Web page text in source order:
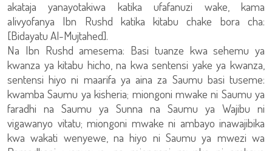
akataja yanayotakiwa katika ufafanuzi wake, kama
alivyofanya Ibn Rushd katika kitabu chake bora cha:
[Bidayatu Al-Mujtahed].
Na Ibn Rushd amesema: Basi tuanze kwa sehemu ya
kwanza ya kitabu hicho, na kwa sentensi yake ya kwanza,
sentensi hiyo ni maarifa ya aina za Saumu basi tuseme:
kwamba Saumu ya kisheria; miongoni mwake ni Saumu ya
faradhi na Saumu ya Sunna na Saumu ya Wajibu ni
vigawanyo vitatu; miongoni mwake ni ambayo inawajibika
kwa wakati wenyewe, na hiyo ni Saumu ya mwezi wa